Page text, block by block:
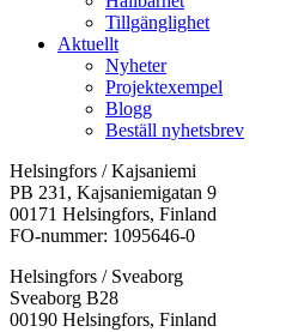
Tillgänglighet
Aktuellt
Nyheter
Projektexempel
Blogg
Beställ nyhetsbrev
Helsingfors / Kajsaniemi
PB 231, Kajsaniemigatan 9
00171 Helsingfors, Finland
FO-nummer: 1095646-0
Helsingfors / Sveaborg
Sveaborg B28
00190 Helsingfors, Finland